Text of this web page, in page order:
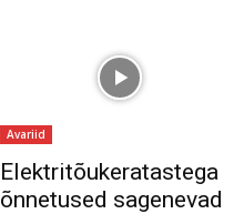
Avariid
Elektritõukeratastega
õnnetused sagenevad